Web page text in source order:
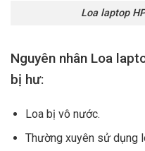
Loa laptop
Nguyên nhân Loa
bị hư:
Loa bị vô nước.
Thường xuyên sử dụng